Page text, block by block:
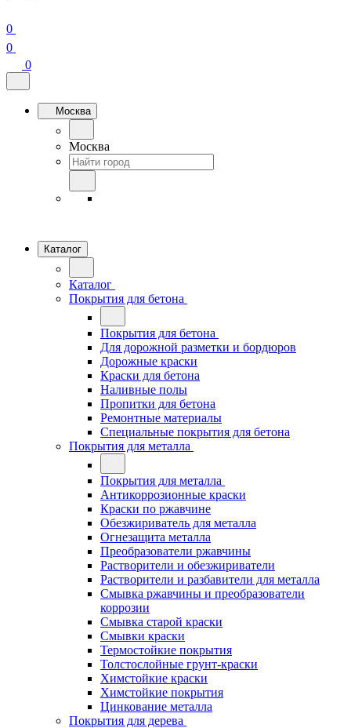
0
0
0
Москва
Москва
Каталог
Каталог
Покрытия для бетона
Покрытия для бетона
Для дорожной разметки и бордюров
Дорожные краски
Краски для бетона
Наливные полы
Пропитки для бетона
Ремонтные материалы
Специальные покрытия для бетона
Покрытия для металла
Покрытия для металла
Антикоррозионные краски
Краски по ржавчине
Обезжириватель для металла
Огнезащита металла
Преобразователи ржавчины
Растворители и обезжириватели
Растворители и разбавители для металла
Смывка ржавчины и преобразователи
коррозии
Смывка старой краски
Смывки краски
Термостойкие покрытия
Толстослойные грунт-краски
Химстойкие краски
Химстойкие покрытия
Цинкование металла
Покрытия для дерева